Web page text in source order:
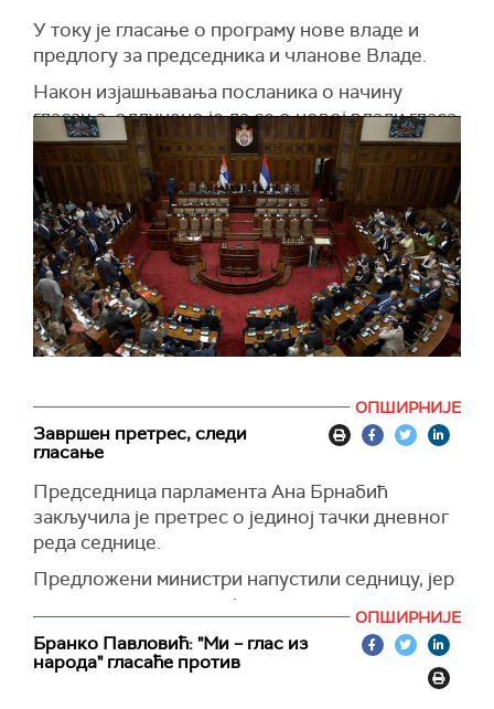
У току је гласање о програму нове владе и
предлогу за председника и чланове Владе.
Након изјашњавања посланика о начину
гласања, одлучено је да се о новој влади гласа
јавно, прозивком у парламенту.
ОПШИРНИЈЕ
Завршен претрес, следи
гласање
Председница парламента Ана Брнабић
закључила је претрес о јединој тачки дневног
реда седнице.
Предложени министри напустили седницу, јер
следи гласање о новој влади.
ОПШИРНИЈЕ
Бранко Павловић: "Ми – глас из
народа" гласаће против